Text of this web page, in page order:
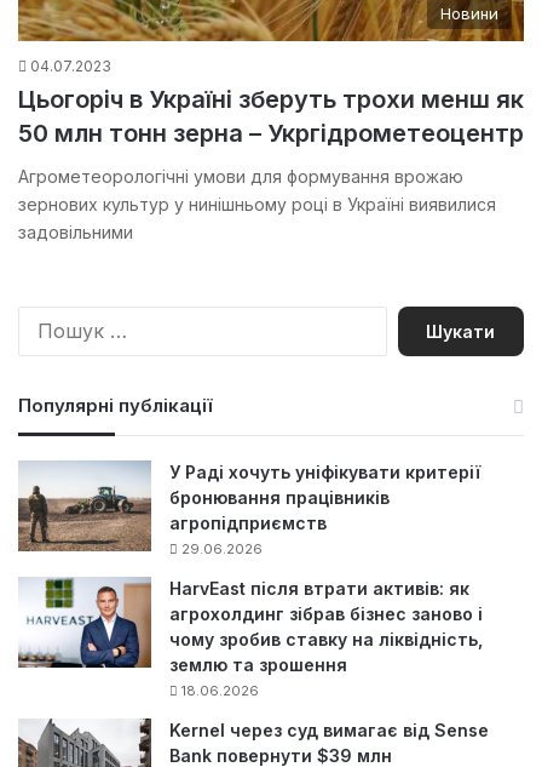
Новини
04.07.2023
Цьогоріч в Україні зберуть трохи менш як
50 млн тонн зерна – Укргідрометеоцентр
Агрометеорологічні умови для формування врожаю
зернових культур у нинішньому році в Україні виявилися
задовільними
П
Популярні публікації
У Раді хочуть уніфікувати критерії
бронювання працівників
агропідприємств
29.06.2026
HarvEast після втрати активів: як
агрохолдинг зібрав бізнес заново і
чому зробив ставку на ліквідність,
землю та зрошення
18.06.2026
Kernel через суд вимагає від Sense
Bank повернути $39 млн